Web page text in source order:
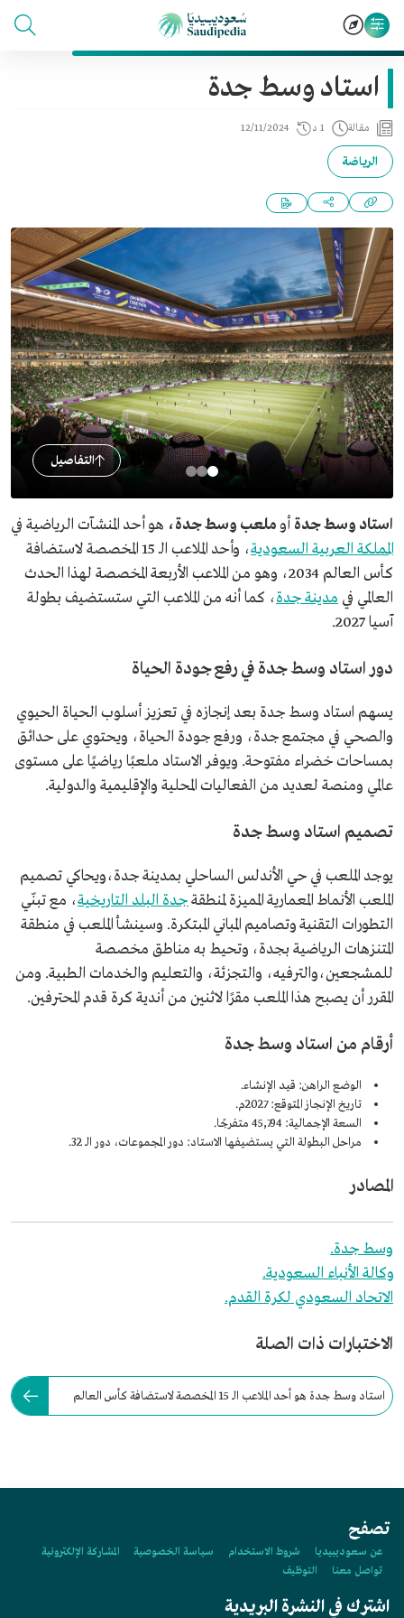
استاد وسط جدة
مقالة 1 د 12/11/2024
الرياضة
التفاصيل
استاد وسط جدة أوملعب وسط جدة، هو أحد المنشآت الرياضية في
المملكة العربية السعودية
، وأحد الملاعب الـ 15 المخصصة لاستضافة
كأس العالم 2034، وهو من الملاعب الأربعة المخصصة لهذا الحدث
العالمي في مدينة جدة، كما أنه من الملاعب التي ستستضيف بطولة
آسيا 2027.
دور استاد وسط جدة في رفع جودة الحياة
يسهم استاد وسط جدة بعد إنجازه في تعزيز أسلوب الحياة الحيوي
والصحي في مجتمع جدة، ورفع جودة الحياة، ويحتوي على حدائق
بمساحات خضراء مفتوحة. ويوفر الاستاد ملعبًا رياضيًا على مستوى
عالمي ومنصة لعديد من الفعاليات المحلية والإقليمية والدولية.
تصميم استاد وسط جدة
يوجد الملعب في حي الأندلس الساحلي بمدينة جدة،ويحاكي تصميم
الملعب الأنماط المعمارية المميزة لمنطقةجدة البلد التاريخية، مع تبنّي
التطورات التقنية وتصاميم المباني المبتكرة. وسينشأ الملعب في منطقة
المتنزهات الرياضية بجدة، وتحيط به مناطق مخصصة
للمشجعين،والترفيه، والتجزئة، والتعليم والخدمات الطبية. ومن
المقرر أن يصبح هذا الملعب مقرًا لاثنين من أندية كرة قدم المحترفين.
أرقام من استاد وسط جدة
الوضع الراهن: قيد الإنشاء.
تاريخ الإنجاز المتوقع: 2027م.
السعة الإجمالية: 45,794 متفرجًا.
مراحل البطولة التي يستضيفها الاستاد: دور المجموعات، دور الـ 32.
المصادر
وسط جدة.
وكالة الأنباء السعودية.
الاتحاد السعودي لكرة القدم.
الاختبارات ذات الصلة
استاد وسط جدة هو أحد الملاعب الـ 15 المخصصة لاستضافة كأس العالم
تصفح
عن سعوديبيديا شروط الاستخدام سياسة الخصوصية
المشاركة الإلكترونية
تواصل معنا
التوظيف
اشترك في النشرة البريدية